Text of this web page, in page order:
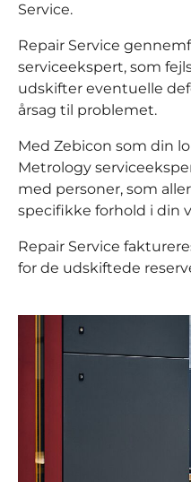
Service.
Repair Service
serviceekspert, som
udskifter eventuelle
årsag til problemet.
Med Zebicon som din
Metrology
med personer, som
specifikke forhold i din
Repair Service
for de udskiftede